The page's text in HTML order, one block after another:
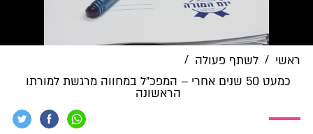
ראשי / לשתף פעולה /
כמעט 50 שנים אחרי – המפכ"ל במחווה מרגשת למורתו
הראשונה